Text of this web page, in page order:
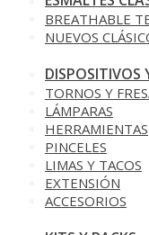
BREATHABLE
NUEVOS
DISPOSITIVOS
TORNOS Y
LÁMPARAS
HERRAMIENTAS
PINCELES
LIMAS Y TACOS
EXTENSIÓN
ACCESORIOS